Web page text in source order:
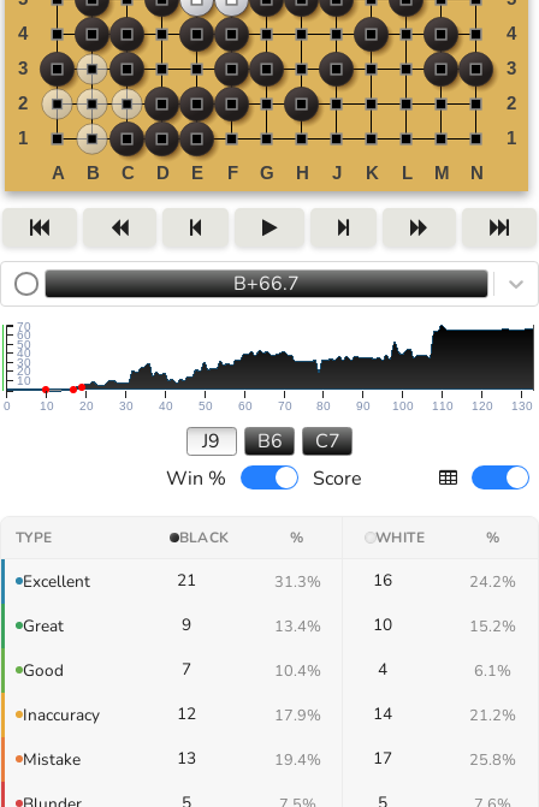
B+66.7
0 10 20 30 40 50 60 70 80 90 100 110 120 130
10
20
30
40
50
60
70
J9 B6
C7
Win %
Score
TYPE BLACK % WHITE %
Excellent 21 31.3% 16 24.2%
Great 9 13.4% 10 15.2%
Good 7 10.4% 4 6.1%
Inaccuracy 12 17.9% 14 21.2%
Mistake 13 19.4% 17 25.8%